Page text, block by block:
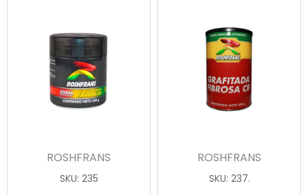
ROSHFRANS
SKU: 235
ROSHFRANS
SKU: 237.